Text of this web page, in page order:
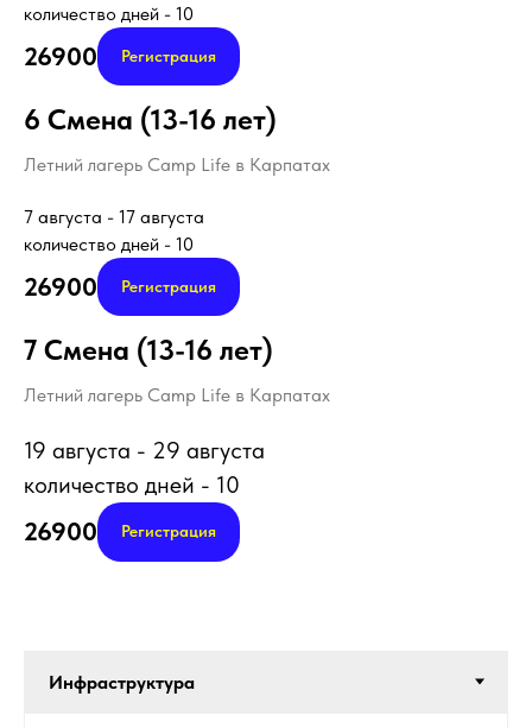
количество дней - 10
26900 Регистрация
6 Смена (13-16 лет)
Летний лагерь Camp Life в Карпатах
7 августа - 17 августа
количество дней - 10
26900 Регистрация
7 Смена (13-16 лет)
Летний лагерь Camp Life в Карпатах
19 августа - 29 августа
количество дней - 10
26900 Регистрация